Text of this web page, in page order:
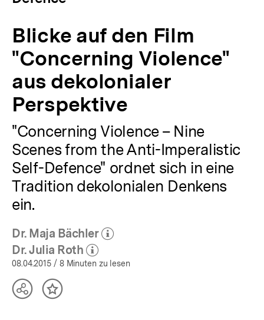
"Concerning
Nine
Scenes
from
Anti-
Imperialistic
Self-
bpb.de
Blicke auf den Film
"Concerning Violence"
aus dekolonialer
Perspektive
"Concerning Violence – Nine
Scenes from the Anti-Imperalistic
Self-Defence" ordnet sich in eine
Tradition dekolonialen Denkens
ein.
Dr. Maja Bächler
(Mehr zum Autor)
Dr. Julia Roth
(Mehr zum Autor)
öffnen
08.04.2015 / 8 Minuten zu lesen
TeilenInhalt